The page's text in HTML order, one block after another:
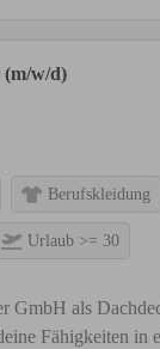
(m/w/d)
Berufskleidung
Urlaub >= 30
GmbH als
Fähigkeiten in